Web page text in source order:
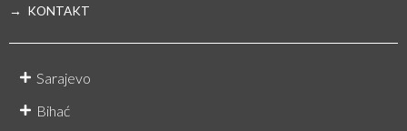
→ KONTAKT
Sarajevo
Bihać